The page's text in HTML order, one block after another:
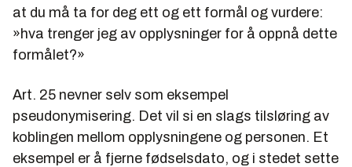
at du må ta for deg ett og ett formål og vurdere:
»hva trenger jeg av opplysninger for å oppnå dette
formålet?»
Art. 25 nevner selv som eksempel
pseudonymisering. Det vil si en slags tilsløring av
koblingen mellom opplysningene og personen. Et
eksempel er å fjerne fødselsdato, og i stedet sette